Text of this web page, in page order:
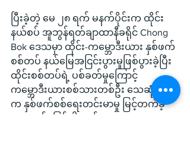
ပြီးခဲ့တဲ့ မေ ၂၈ ရက် မနက်ပိုင်းက ထိုင်း
နယ်စပ် အူဘွန်ရတ်ချာထာနီခရိုင် Chong
Bok ဒေသမှာ ထိုင်း-ကမ္ဘောဒီးယား နှစ်ဖက်
စစ်တပ် နယ်မြေအငြင်းပွားမှုဖြစ်ပွားခဲ့ပြီး
ထိုင်းစစ်တပ်ရဲ့ ပစ်ခတ်မှုကြောင့်
ကမ္ဘောဒီးယားစစ်သားတစ်ဦး သေဆုံးခဲ့ရာ
က နှစ်ဖက်စစ်ရေးတင်းမာမှု မြင့်တက်ခဲ့